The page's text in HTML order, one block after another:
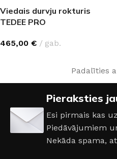
Viedais durvju rokturis
TEDEE PRO
465,00 € gab.
Padalīties
Pieraksties
Esi pirmais kas
Piedāvājumiem
Nekāda spama,